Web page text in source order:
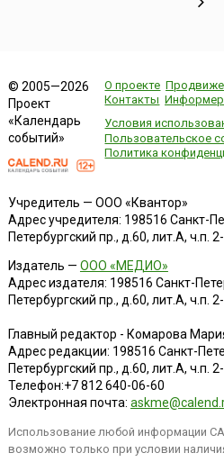
© 2005—2026
Проект
«Календарь
событий»
О проекте
Контакты
Условия
Пользовательское
Политика
Учредитель — ООО «Квантор»
Адрес учредителя: 198516 Санкт-
Петербургский пр., д.60, лит.А, ч.п.
Издатель — ООО «МЕДИО»
Адрес издателя: 198516 Санкт-
Петербургский пр., д.60, лит.А, ч.п.
Главный редактор - Комарова
Адрес редакции: 198516 Санкт-
Петербургский пр., д.60, лит.А, ч.п.
Телефон:+7 812 640-06-60
Электронная почта:
Использование любой информации
возможно только при условии